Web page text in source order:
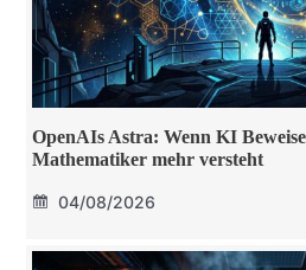
OpenAIs Astra: Wenn KI
Mathematiker mehr versteht
04/08/2026